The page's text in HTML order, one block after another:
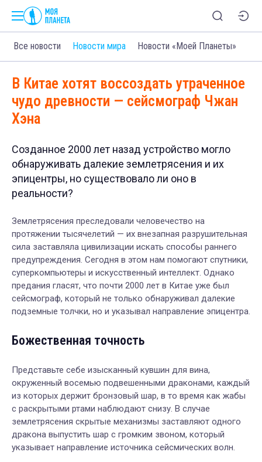
Все новости Новости мира Новости «Моей Планеты»
В Китае хотят воссоздать утраченное
чудо древности — сейсмограф Чжан
Хэна
Созданное 2000 лет назад устройство могло
обнаруживать далекие землетрясения и их
эпицентры, но существовало ли оно в
реальности?
Землетрясения преследовали человечество на
протяжении тысячелетий — их внезапная разрушительная
сила заставляла цивилизации искать способы раннего
предупреждения. Сегодня в этом нам помогают спутники,
суперкомпьютеры и искусственный интеллект. Однако
предания гласят, что почти 2000 лет в Китае уже был
сейсмограф, который не только обнаруживал далекие
подземные толчки, но и указывал направление эпицентра.
Божественная точность
Представьте себе изысканный кувшин для вина,
окруженный восемью подвешенными драконами, каждый
из которых держит бронзовый шар, в то время как жабы
с раскрытыми ртами наблюдают снизу. В случае
землетрясения скрытые механизмы заставляют одного
дракона выпустить шар с громким звоном, который
указывает направление источника сейсмических волн.